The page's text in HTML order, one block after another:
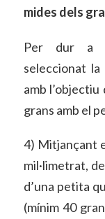
mides dels
Per dur a
seleccionat la
amb
grans amb el
4) Mitjançant
mil·limetrat,
d’una petita
(mínim 40